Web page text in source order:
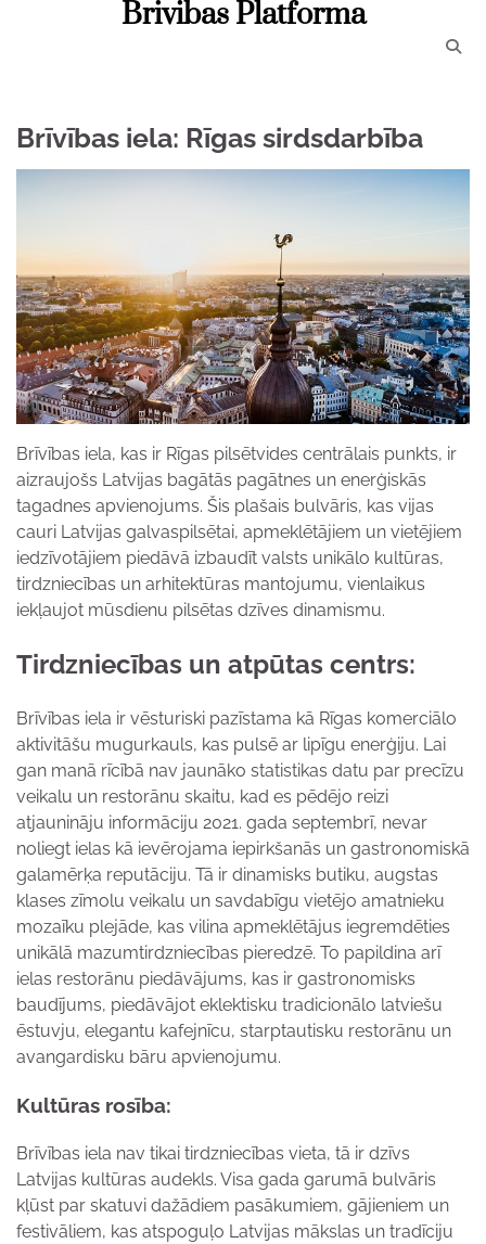
Brivibas Platforma
Brīvības iela: Rīgas sirdsdarbība
Brīvības iela, kas ir Rīgas pilsētvides centrālais punkts, ir
aizraujošs Latvijas bagātās pagātnes un enerģiskās
tagadnes apvienojums. Šis plašais bulvāris, kas vijas
cauri Latvijas galvaspilsētai, apmeklētājiem un vietējiem
iedzīvotājiem piedāvā izbaudīt valsts unikālo kultūras,
tirdzniecības un arhitektūras mantojumu, vienlaikus
iekļaujot mūsdienu pilsētas dzīves dinamismu.
Tirdzniecības un atpūtas centrs:
Brīvības iela ir vēsturiski pazīstama kā Rīgas komerciālo
aktivitāšu mugurkauls, kas pulsē ar lipīgu enerģiju. Lai
gan manā rīcībā nav jaunāko statistikas datu par precīzu
veikalu un restorānu skaitu, kad es pēdējo reizi
atjaunināju informāciju 2021. gada septembrī, nevar
noliegt ielas kā ievērojama iepirkšanās un gastronomiskā
galamērķa reputāciju. Tā ir dinamisks butiku, augstas
klases zīmolu veikalu un savdabīgu vietējo amatnieku
mozaīku plejāde, kas vilina apmeklētājus iegremdēties
unikālā mazumtirdzniecības pieredzē. To papildina arī
ielas restorānu piedāvājums, kas ir gastronomisks
baudījums, piedāvājot eklektisku tradicionālo latviešu
ēstuvju, elegantu kafejnīcu, starptautisku restorānu un
avangardisku bāru apvienojumu.
Kultūras rosība:
Brīvības iela nav tikai tirdzniecības vieta, tā ir dzīvs
Latvijas kultūras audekls. Visa gada garumā bulvāris
kļūst par skatuvi dažādiem pasākumiem, gājieniem un
festivāliem, kas atspoguļo Latvijas mākslas un tradīciju